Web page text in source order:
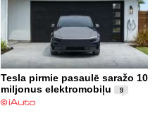
Tesla pirmie pasaulē saražo 10
miljonus elektromobiļu
9